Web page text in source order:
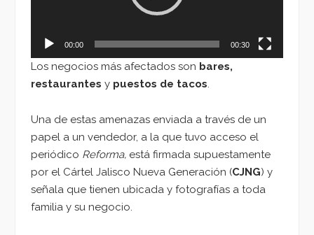
00:00 00:30
Los negocios más afectados son bares,
restaurantes y puestos de tacos.
Una de estas amenazas enviada a través de un
papel a un vendedor, a la que tuvo acceso el
periódico Reforma, está firmada supuestamente
por el Cártel Jalisco Nueva Generación (CJNG) y
señala que tienen ubicada y fotografías a toda
familia y su negocio.